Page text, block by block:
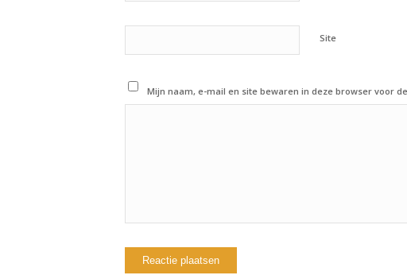
Site
Mijn naam, e-mail en site bewaren in deze browser voor